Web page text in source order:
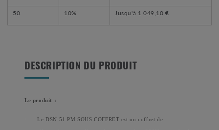
50 10% Jusqu'à 1 049,10 €
DESCRIPTION DU PRODUIT
Le produit :
- Le DSN 51 PM SOUS COFFRET est un coffret de